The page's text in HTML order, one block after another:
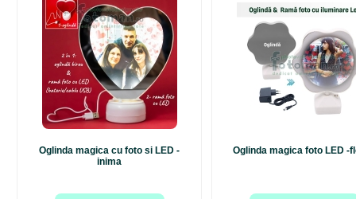
Oglinda magica cu foto si LED -
inima
Oglinda magica foto LED -